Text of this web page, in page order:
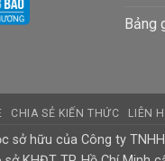
Bảng
CHIA SẺ KIẾN THỨC LIÊN
sở hữu của Công ty